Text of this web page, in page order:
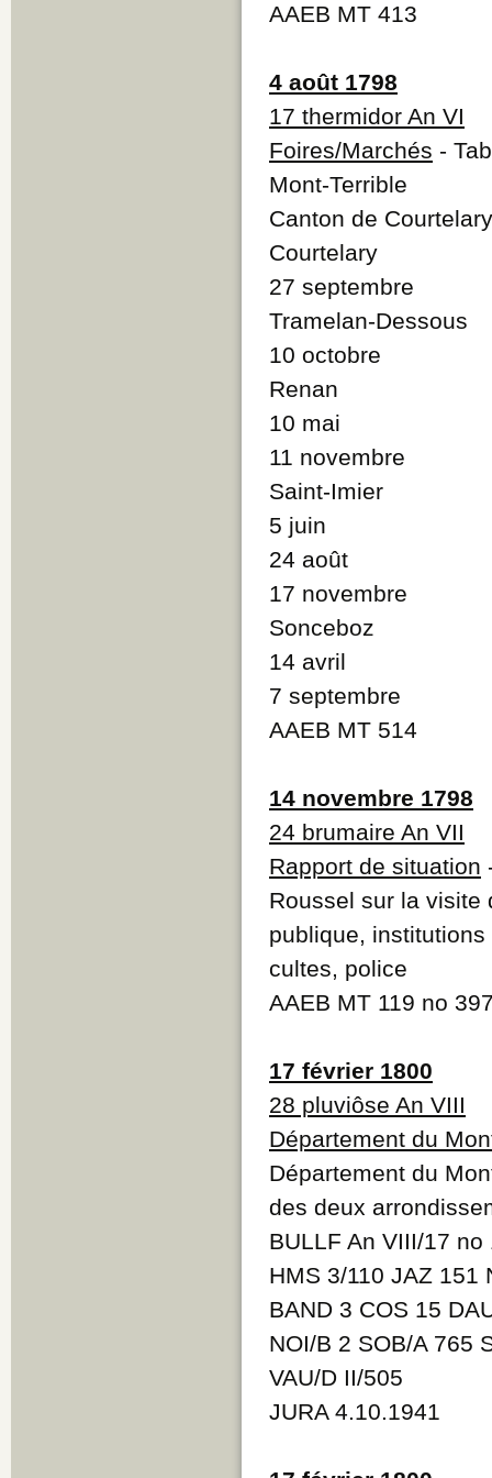
AAEB MT 413
4 août 1798
17 thermidor An VI
Foires/Marchés -
Mont-Terrible
Canton de
Courtelary
27 septembre
Tramelan-Dessous
10 octobre
Renan
10 mai
11 novembre
Saint-Imier
5 juin
24 août
17 novembre
Sonceboz
14 avril
7 septembre
AAEB MT 514
14 novembre 1798
24 brumaire An VII
Rapport de situation
Roussel sur la visite
publique,
cultes, police
AAEB MT 119 no
17 février 1800
28 pluviôse An VIII
Département du
Département du
des deux
BULLF An VIII/17 no
HMS 3/110 JAZ 151
BAND 3 COS 15
NOI/B 2 SOB/A 765
VAU/D II/505
JURA 4.10.1941